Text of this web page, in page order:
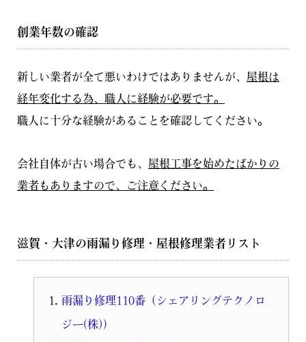
創業年数の確認
新しい業者が全て悪いわけではありませんが、 屋根は
経年変化する為、職人に経験が必要です。
職人に十分な経験があることを確認してください。
会社自体が古い場合でも、 屋根工事を始めたばかりの
業者もありますので、ご注意ください。
滋賀・大津の雨漏り修理・屋根修理業者リスト
雨漏り修理110番（シェアリングテクノロ
ジー(株)）